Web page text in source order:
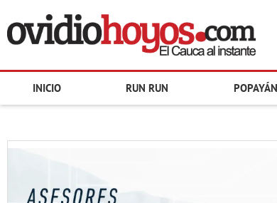
INICIO RUN RUN POPAYÁN